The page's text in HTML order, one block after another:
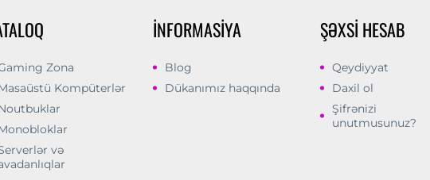
Zona
Kompüterlər
və
İNFORMASIYA
Blog
Dükanımız haqqında
ŞƏXSI HESAB
Qeydiyyat
Daxil ol
Şifrənizi
unutmusunuz?